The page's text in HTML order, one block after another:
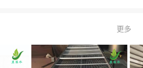
更多